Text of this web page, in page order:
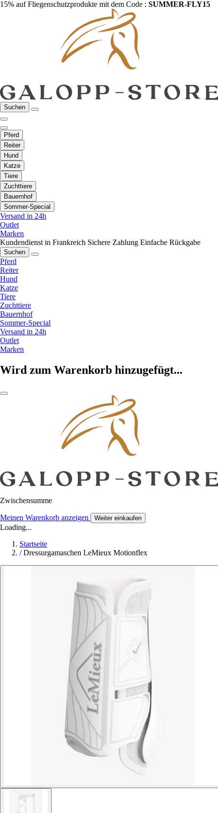
15% auf Fliegenschutzprodukte mit dem Code : SUMMER-FLY15
Suchen
Pferd
Reiter
Hund
Katze
Tiere
Zuchttiere
Bauernhof
Sommer-Special
Versand in 24h
Outlet
Marken
Kundendienst in Frankreich Sichere Zahlung Einfache Rückgabe
Suchen
Pferd
Reiter
Hund
Katze
Tiere
Zuchttiere
Bauernhof
Sommer-Special
Versand in 24h
Outlet
Marken
Wird zum Warenkorb hinzugefügt...
Zwischensumme
Meinen Warenkorb anzeigen Weiter einkaufen
Loading...
Startseite
/ Dressurgamaschen LeMieux Motionflex